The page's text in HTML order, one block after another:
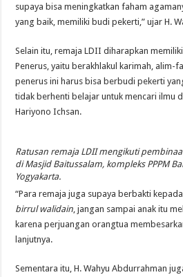
supaya bisa meningkatkan faham
yang baik, memiliki budi pekerti,” ujar H.
Selain itu, remaja LDII diharapkan
Penerus, yaitu berakhlakul karimah, alim-
penerus ini harus bisa berbudi pekerti
tidak berhenti belajar untuk mencari ilmu
Hariyono Ichsan.
Ratusan remaja LDII mengikuti
di Masjid Baitussalam, kompleks PPPM
Yogyakarta.
“Para remaja juga supaya berbakti
birrul walidain, jangan sampai anak itu
karena perjuangan orangtua
lanjutnya.
Sementara itu, H. Wahyu Abdurrahman